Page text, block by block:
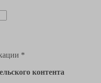
*
контента